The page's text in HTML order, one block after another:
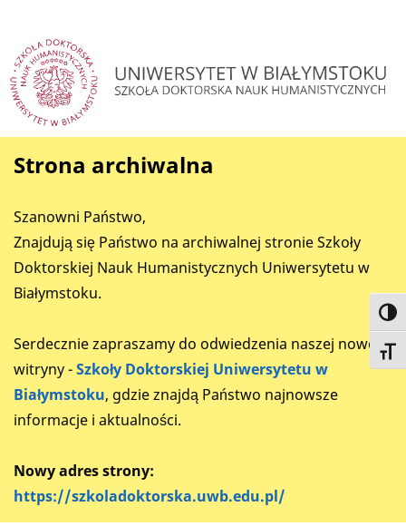
Strona archiwalna
Szanowni Państwo,
Znajdują się Państwo na archiwalnej stronie Szkoły
Doktorskiej Nauk Humanistycznych Uniwersytetu w
Białymstoku.
Serdecznie zapraszamy do odwiedzenia naszej nowej
witryny -Szkoły Doktorskiej Uniwersytetu w
Białymstoku, gdzie znajdą Państwo najnowsze
informacje i aktualności.
Nowy adres strony:
https://szkoladoktorska.uwb.edu.pl/